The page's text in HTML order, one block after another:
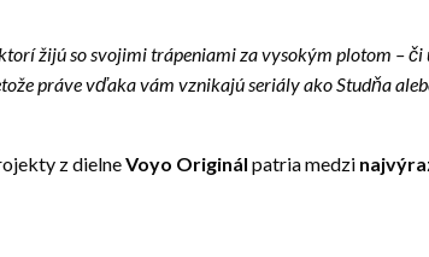
žijú so svojimi trápeniami za vysokým plotom –
práve vďaka vám vznikajú seriály ako Studňa
z dielneVoyo Originál patria medzi